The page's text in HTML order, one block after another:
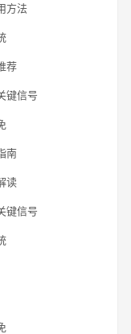
方法
荐
键信号
南
读
键信号